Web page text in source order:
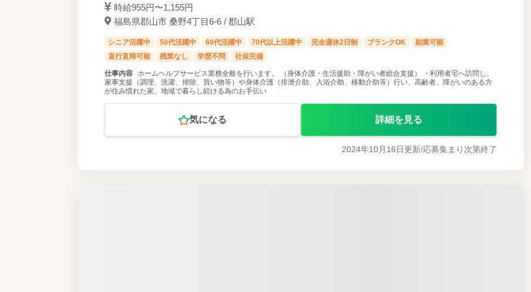
時給955円〜1,155円
福島県郡山市 桑野4丁目6-6 / 郡山駅
シニア活躍中 50代活躍中 60代活躍中 70代以上活躍中 完全週休2日制 ブランクOK
副業可能
直行直帰可能
残業なし 学歴不問 社保完備
仕事内容
ホームヘルプサービス業務全般を行います。 （身体介護・生活援助・障がい者総合支援） ・利用者宅へ訪問し、
家事支援（調理、洗濯、掃除、買い物等）や身体介護（排泄介助、入浴介助、移動介助等）行い、高齢者、障がいのある方
が住み慣れた家、地域で暮らし続ける為のお手伝い
気になる 詳細を見る
2024年10月16日更新/応募集まり次第終了